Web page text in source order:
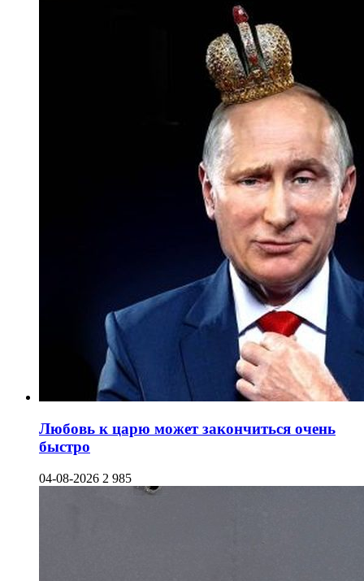
Любовь к царю может закончиться очень
быстро
04-08-2026 2 985